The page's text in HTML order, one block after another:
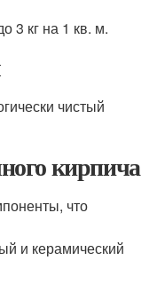
3 кг на 1 кв. м.
чистый
кирпича
что
и керамический